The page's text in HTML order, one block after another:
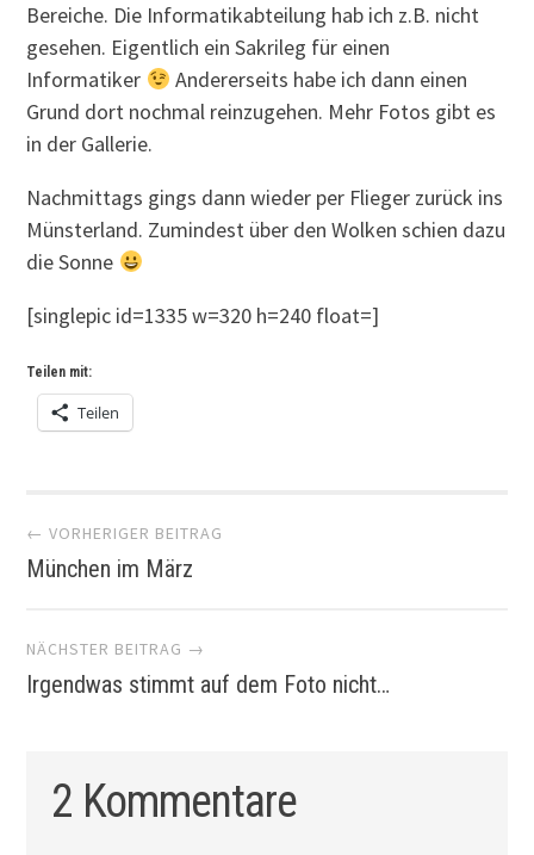
Bereiche. Die Informatikabteilung hab ich z.B. nicht
gesehen. Eigentlich ein Sakrileg für einen
Informatiker
Andererseits habe ich dann einen
Grund dort nochmal reinzugehen. Mehr Fotos gibt es
in der Gallerie.
Nachmittags gings dann wieder per Flieger zurück ins
Münsterland. Zumindest über den Wolken schien dazu
die Sonne
[singlepic id=1335 w=320 h=240 float=]
Teilen mit:
Teilen
Artikel-
Navigation
← VORHERIGER BEITRAG
München im März
NÄCHSTER BEITRAG →
Irgendwas stimmt auf dem Foto nicht…
2 Kommentare